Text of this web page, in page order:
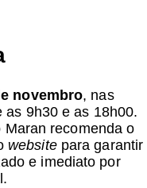
novembro, nas
as 9h30 e as 18h00.
recomenda o
websitepara garantir
e imediato por